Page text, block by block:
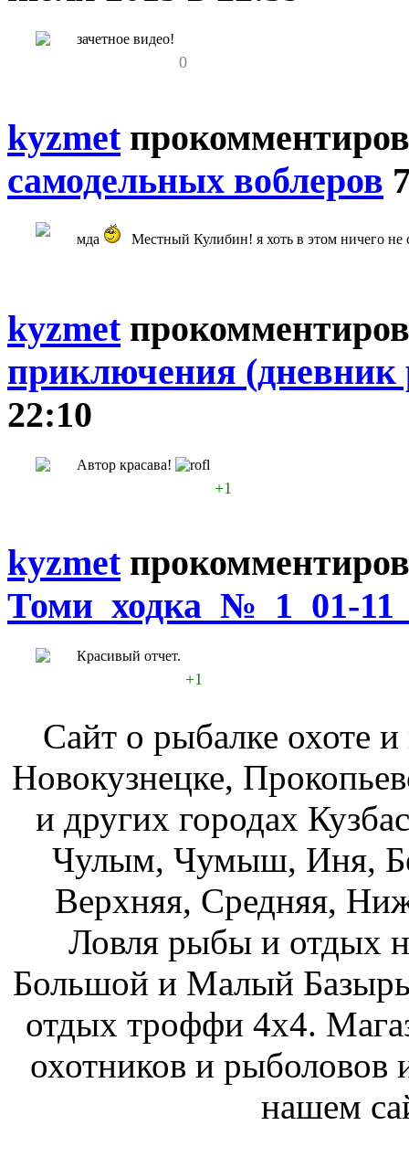
зачетное видео!
0
kyzmet
самодельных воблеров
мда Местный Кулибин! я хоть в этом ничего
kyzmet
приключения (дневник
22:10
Автор красава!
+1
kyzmet
Томи_ходка_№_1_01-
Красивый отчет.
+1
Сайт о рыбалке охоте
Новокузнецке,
и других городах
Чулым, Чумыш, Иня,
Верхняя, Средняя,
Ловля рыбы и отдых
Большой и Малый
отдых троффи 4х4.
охотников и рыболовов
нашем